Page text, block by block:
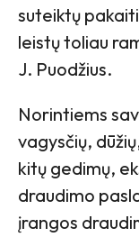
suteiktų
leistų toliau
J. Puodžius.
Norintiems
vagysčių,
kitų gedimų,
draudimo
įrangos